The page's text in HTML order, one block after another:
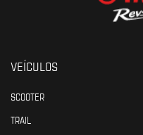
VEÍCULOS
SCOOTER
TRAIL